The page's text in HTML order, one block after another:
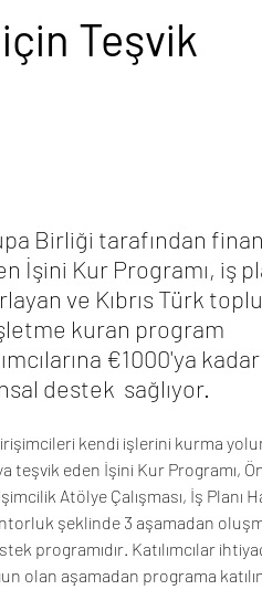
Teşvik
Birliği tarafından
İşini Kur Programı, iş
ve Kıbrıs Türk
kuran program
€1000'ya kadar
destek  sağlıyor.
kendi işlerini kurma
teşvik eden İşini Kur Programı,
Atölye Çalışması, İş Planı
şeklinde 3 aşamadan
programıdır. Katılımcılar
olan aşamadan programa